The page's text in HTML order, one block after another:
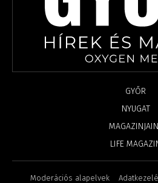
GYŐR
NYUGAT
LIFE
Moderációs alapelvek